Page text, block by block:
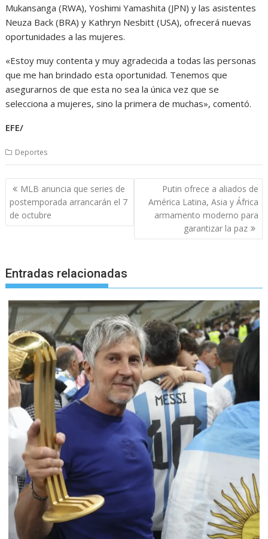
Mukansanga (RWA), Yoshimi Yamashita (JPN) y las asistentes
Neuza Back (BRA) y Kathryn Nesbitt (USA), ofrecerá nuevas
oportunidades a las mujeres.
«Estoy muy contenta y muy agradecida a todas las personas
que me han brindado esta oportunidad. Tenemos que
asegurarnos de que esta no sea la única vez que se
selecciona a mujeres, sino la primera de muchas», comentó.
EFE/
Deportes
Navegación
de
entradas
MLB anuncia que series de
postemporada arrancarán el 7
de octubre
Putin ofrece a aliados de
América Latina, Asia y África
armamento moderno para
garantizar la paz
Entradas relacionadas